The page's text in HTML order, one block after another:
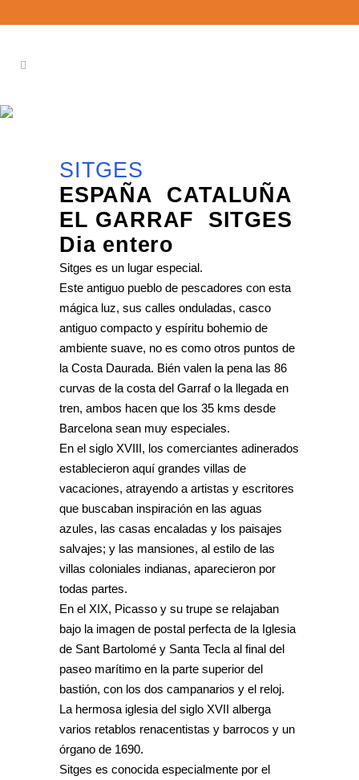
SITGES
ESPAÑA CATALUÑA
EL GARRAF SITGES
Dia entero
Sitges es un lugar especial.
Este antiguo pueblo de pescadores con esta
mágica luz, sus calles onduladas, casco
antiguo compacto y espíritu bohemio de
ambiente suave, no es como otros puntos de
la Costa Daurada. Bién valen la pena las 86
curvas de la costa del Garraf o la llegada en
tren, ambos hacen que los 35 kms desde
Barcelona sean muy especiales.
En el siglo XVIII, los comerciantes adinerados
establecieron aquí grandes villas de
vacaciones, atrayendo a artistas y escritores
que buscaban inspiración en las aguas
azules, las casas encaladas y los paisajes
salvajes; y las mansiones, al estilo de las
villas coloniales indianas, aparecieron por
todas partes.
En el XIX, Picasso y su trupe se relajaban
bajo la imagen de postal perfecta de la Iglesia
de Sant Bartolomé y Santa Tecla al final del
paseo marítimo en la parte superior del
bastión, con los dos campanarios y el reloj.
La hermosa iglesia del siglo XVII alberga
varios retablos renacentistas y barrocos y un
órgano de 1690.
Sitges es conocida especialmente por el